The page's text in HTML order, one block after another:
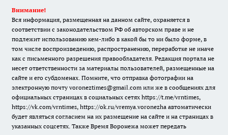
Внимание!
Вся информация, размещенная на данном сайте, охраняется в
соответствии с законодательством РФ об авторском праве и не
подлежит использованию кем-либо в какой бы то ни было форме, в
том числе воспроизведению, распространению, переработке не иначе
как с письменного разрешения правообладателя. Редакция портала не
несет ответственности за материалы пользователей, размещенные на
сайте и его субдоменах. Помните, что отправка фотографии на
электронную почту voroneztimes@gmail.com или же в сообщениях для
официальных страницах в социальных сетях https://t.me/vrntimes,
https://vk.com/vrntimes, https://ok.ru/vremya.voronezha автоматически
будет являться согласием на их размещение на сайте и на страницах в
указанных соцсетях. Также Время Воронежа может передать